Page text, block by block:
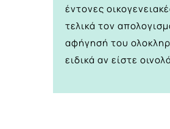
έντονες
τελικά τον
αφήγησή του
ειδικά αν είστε